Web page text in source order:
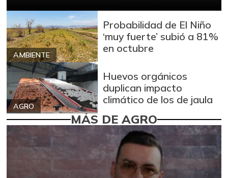
AMBIENTE
Probabilidad de El Niño
‘muy fuerte’ subió a 81%
en octubre
AGRO
Huevos orgánicos
duplican impacto
climático de los de jaula
MÁS DE AGRO